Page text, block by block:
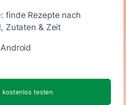
finde Rezepte nach
Zutaten & Zeit
kostenlos testen
62 g